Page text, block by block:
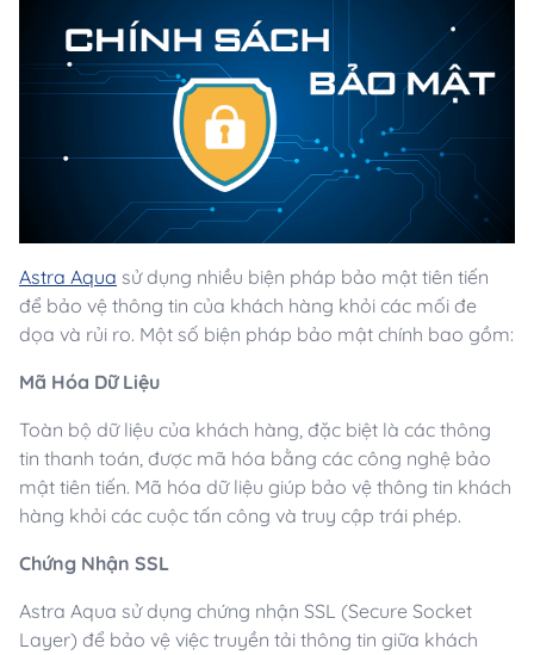
Astra Aqua sử dụng nhiều biện pháp bảo mật tiên tiến
để bảo vệ thông tin của khách hàng khỏi các mối đe
dọa và rủi ro. Một số biện pháp bảo mật chính bao gồm:
Mã Hóa Dữ Liệu
Toàn bộ dữ liệu của khách hàng, đặc biệt là các thông
tin thanh toán, được mã hóa bằng các công nghệ bảo
mật tiên tiến. Mã hóa dữ liệu giúp bảo vệ thông tin khách
hàng khỏi các cuộc tấn công và truy cập trái phép.
Chứng Nhận SSL
Astra Aqua sử dụng chứng nhận SSL (Secure Socket
Layer) để bảo vệ việc truyền tải thông tin giữa khách